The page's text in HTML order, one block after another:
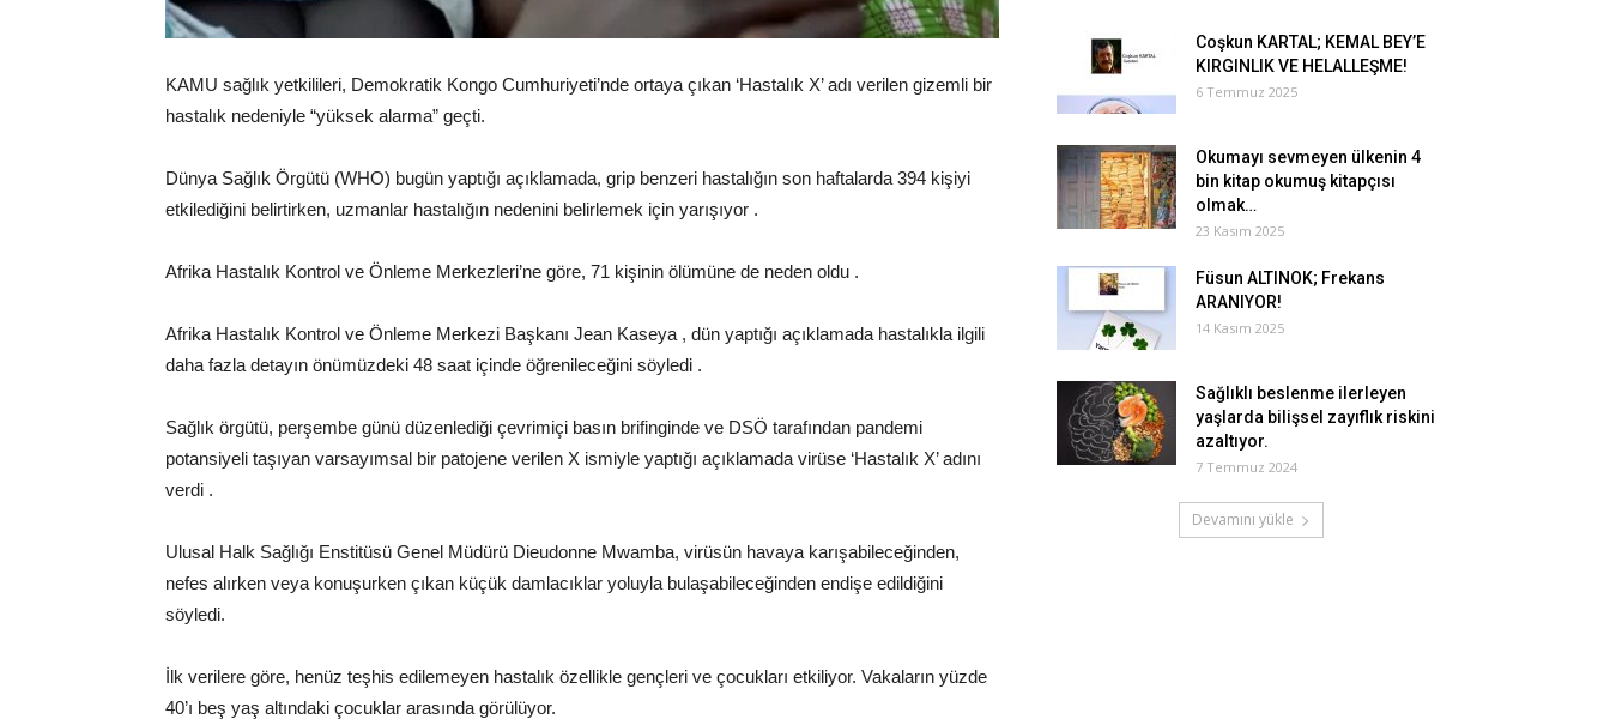
KAMU sağlık yetkilileri, Demokratik Kongo Cumhuriyeti’nde ortaya çıkan ‘Hastalık X’ adı verilen gizemli bir
hastalık nedeniyle “yüksek alarma” geçti.
Dünya Sağlık Örgütü (WHO) bugün yaptığı açıklamada, grip benzeri hastalığın son haftalarda 394 kişiyi
etkilediğini belirtirken, uzmanlar hastalığın nedenini belirlemek için yarışıyor .
Afrika Hastalık Kontrol ve Önleme Merkezleri’ne göre, 71 kişinin ölümüne de neden oldu .
Afrika Hastalık Kontrol ve Önleme Merkezi Başkanı Jean Kaseya , dün yaptığı açıklamada hastalıkla ilgili
daha fazla detayın önümüzdeki 48 saat içinde öğrenileceğini söyledi .
Sağlık örgütü, perşembe günü düzenlediği çevrimiçi basın brifinginde ve DSÖ tarafından pandemi
potansiyeli taşıyan varsayımsal bir patojene verilen X ismiyle yaptığı açıklamada virüse ‘Hastalık X’ adını
verdi .
Ulusal Halk Sağlığı Enstitüsü Genel Müdürü Dieudonne Mwamba, virüsün havaya karışabileceğinden,
nefes alırken veya konuşurken çıkan küçük damlacıklar yoluyla bulaşabileceğinden endişe edildiğini
söyledi.
İlk verilere göre, henüz teşhis edilemeyen hastalık özellikle gençleri ve çocukları etkiliyor. Vakaların yüzde
40’ı beş yaş altındaki çocuklar arasında görülüyor.
Coşkun KARTAL; KEMAL BEY’E
KIRGINLIK VE HELALLEŞME!
6 Temmuz 2025
Okumayı sevmeyen ülkenin 4
bin kitap okumuş kitapçısı
olmak…
23 Kasım 2025
Füsun ALTINOK; Frekans
ARANIYOR!
14 Kasım 2025
Sağlıklı beslenme ilerleyen
yaşlarda bilişsel zayıflık riskini
azaltıyor.
7 Temmuz 2024
Devamını yükle